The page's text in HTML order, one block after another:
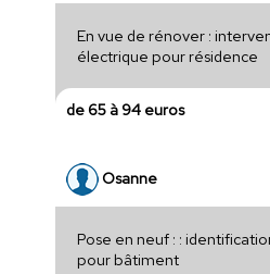
En vue de rénover :
électrique pour résidence
de 65 à 94 euros
Osanne
Pose en neuf : :
pour bâtiment